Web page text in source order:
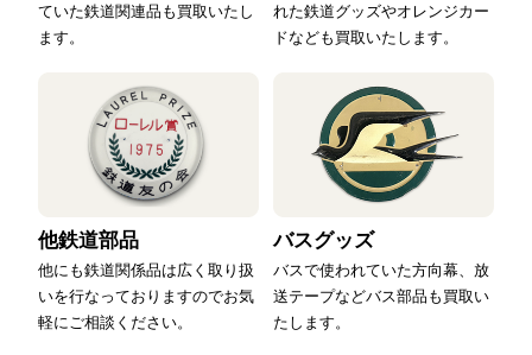
ていた鉄道関連品も買取いたし
ます。
れた鉄道グッズやオレンジカー
ドなども買取いたします。
他鉄道部品
他にも鉄道関係品は広く取り扱
いを行なっておりますのでお気
軽にご相談ください。
バスグッズ
バスで使われていた方向幕、放
送テープなどバス部品も買取い
たします。